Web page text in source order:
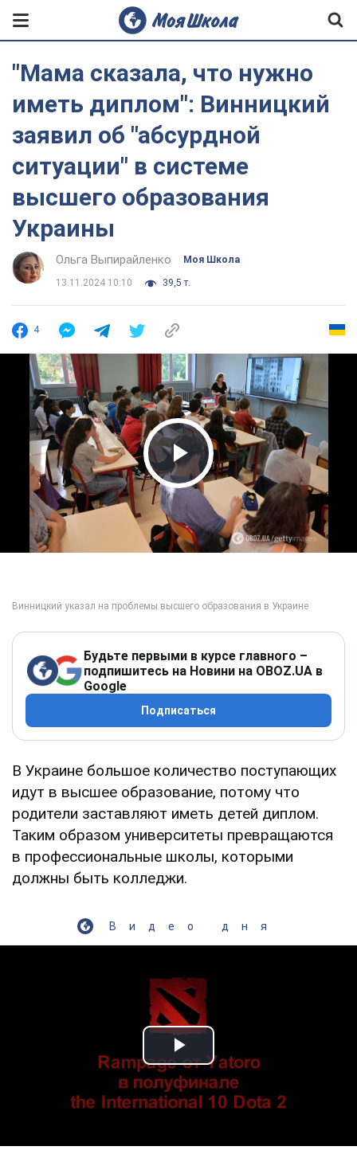
"Мама сказала, что нужно
иметь диплом": Винницкий
заявил об "абсурдной
ситуации" в системе
высшего образования
Украины
Ольга Выпирайленко Моя Школа
13.11.2024 10:10 39,5 т.
4
Play Video
Будьте первыми в курсе главного –
подпишитесь на Новини на OBOZ.UA в
Google
Подписаться
В Украине большое количество поступающих
идут в высшее образование, потому что
родители заставляют иметь детей диплом.
Таким образом университеты превращаются
в профессиональные школы, которыми
должны быть колледжи.
Видео дня
Play Video